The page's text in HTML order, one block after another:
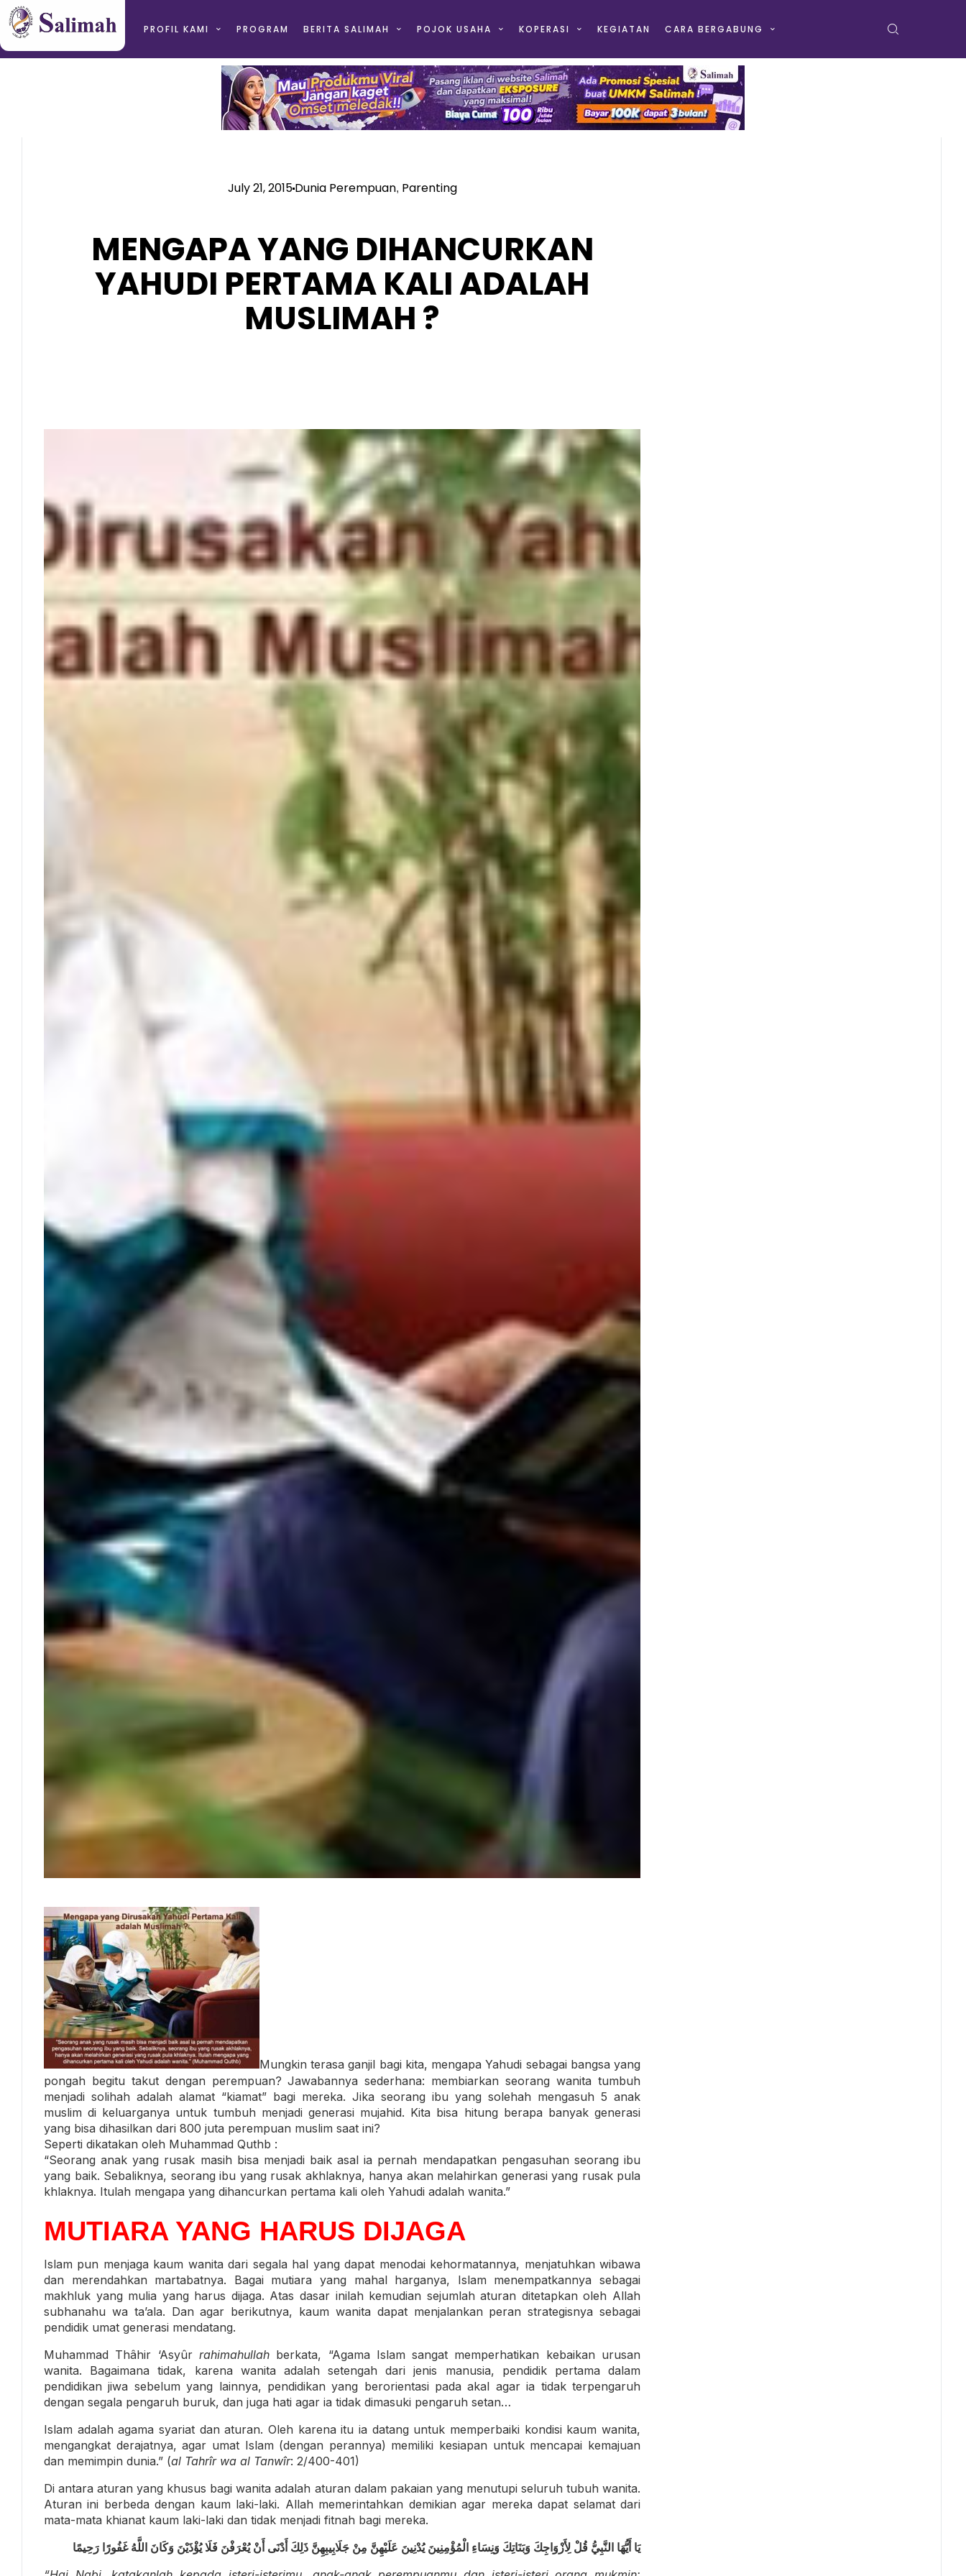
PROFIL KAMI PROGRAM BERITA SALIMAH POJOK USAHA KOPERASI KEGIATAN CARA BERGABUNG
July 21, 2015Dunia Perempuan, Parenting
MENGAPA YANG DIHANCURKAN
YAHUDI PERTAMA KALI ADALAH
MUSLIMAH ?
Mungkin terasa ganjil bagi kita, mengapa Yahudi sebagai bangsa yang
pongah begitu takut dengan perempuan? Jawabannya sederhana: membiarkan seorang wanita tumbuh
menjadi solihah adalah alamat “kiamat” bagi mereka. Jika seorang ibu yang solehah mengasuh 5 anak
muslim di keluarganya untuk tumbuh menjadi generasi mujahid. Kita bisa hitung berapa banyak generasi
yang bisa dihasilkan dari 800 juta perempuan muslim saat ini?
Seperti dikatakan oleh Muhammad Quthb :
“Seorang anak yang rusak masih bisa menjadi baik asal ia pernah mendapatkan pengasuhan seorang ibu
yang baik. Sebaliknya, seorang ibu yang rusak akhlaknya, hanya akan melahirkan generasi yang rusak pula
khlaknya. Itulah mengapa yang dihancurkan pertama kali oleh Yahudi adalah wanita.”
MUTIARA YANG HARUS DIJAGA
Islam pun menjaga kaum wanita dari segala hal yang dapat menodai kehormatannya, menjatuhkan wibawa
dan merendahkan martabatnya. Bagai mutiara yang mahal harganya, Islam menempatkannya sebagai
makhluk yang mulia yang harus dijaga. Atas dasar inilah kemudian sejumlah aturan ditetapkan oleh Allah
subhanahu wa ta’ala. Dan agar berikutnya, kaum wanita dapat menjalankan peran strategisnya sebagai
pendidik umat generasi mendatang.
Muhammad Thâhir ‘Asyûr rahimahullahberkata, “Agama Islam sangat memperhatikan kebaikan urusan
wanita. Bagaimana tidak, karena wanita adalah setengah dari jenis manusia, pendidik pertama dalam
pendidikan jiwa sebelum yang lainnya, pendidikan yang berorientasi pada akal agar ia tidak terpengaruh
dengan segala pengaruh buruk, dan juga hati agar ia tidak dimasuki pengaruh setan…
Islam adalah agama syariat dan aturan. Oleh karena itu ia datang untuk memperbaiki kondisi kaum wanita,
mengangkat derajatnya, agar umat Islam (dengan perannya) memiliki kesiapan untuk mencapai kemajuan
dan memimpin dunia.” (al Tahrîr wa al Tanwîr: 2/400-401)
Di antara aturan yang khusus bagi wanita adalah aturan dalam pakaian yang menutupi seluruh tubuh wanita.
Aturan ini berbeda dengan kaum laki-laki. Allah memerintahkan demikian agar mereka dapat selamat dari
mata-mata khianat kaum laki-laki dan tidak menjadi fitnah bagi mereka.
يَا أَيُّهَا النَّبِيُّ قُلْ لِأَزْوَاجِكَ وَبَنَاتِكَ وَنِسَاءِ الْمُؤْمِنِينَ يُدْنِينَ عَلَيْهِنَّ مِنْ جَلَابِيبِهِنَّ ذَلِكَ أَدْنَى أَنْ يُعْرَفْنَ فَلَا يُؤْذَيْنَ وَكَانَ اللَّهُ غَفُورًا رَحِيمًا